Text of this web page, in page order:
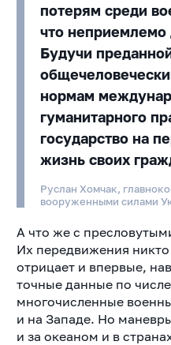
потерям среди
что
Будучи
нормам
гуманитарного
государство на
жизнь своих
Руслан Хомчак,
вооруженными силами
А что же с
Их передвижения
отрицает и впервые,
точные данные по
многочисленные
и на Западе. Но
и за океаном и в